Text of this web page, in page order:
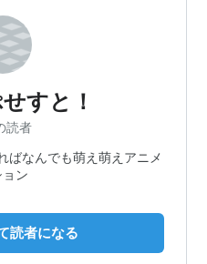
すと！
読者
ばなんでも萌え萌えアニメ
ン
読者になる